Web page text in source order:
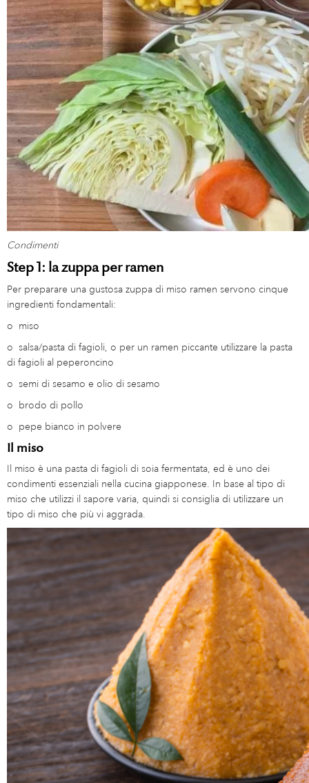
Condimenti
Step 1: la zuppa per ramen
Per preparare una gustosa zuppa di miso ramen servono cinque
ingredienti fondamentali:
o miso
o salsa/pasta di fagioli, o per un ramen piccante utilizzare la pasta
di fagioli al peperoncino
o semi di sesamo e olio di sesamo
o brodo di pollo
o pepe bianco in polvere
Il miso
Il miso è una pasta di fagioli di soia fermentata, ed è uno dei
condimenti essenziali nella cucina giapponese. In base al tipo di
miso che utilizzi il sapore varia, quindi si consiglia di utilizzare un
tipo di miso che più vi aggrada.